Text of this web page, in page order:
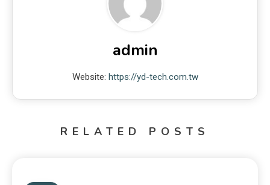
admin
Website: https://yd-tech.com.tw
RELATED POSTS